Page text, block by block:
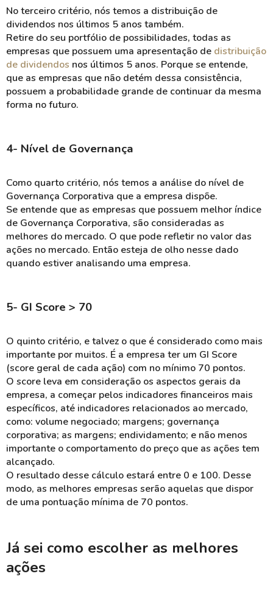
No terceiro critério, nós temos a distribuição de
dividendos nos últimos 5 anos também.
Retire do seu portfólio de possibilidades, todas as
empresas que possuem uma apresentação de distribuição
de dividendos nos últimos 5 anos. Porque se entende,
que as empresas que não detém dessa consistência,
possuem a probabilidade grande de continuar da mesma
forma no futuro.
4- Nível de Governança
Como quarto critério, nós temos a análise do nível de
Governança Corporativa que a empresa dispõe.
Se entende que as empresas que possuem melhor índice
de Governança Corporativa, são consideradas as
melhores do mercado. O que pode refletir no valor das
ações no mercado. Então esteja de olho nesse dado
quando estiver analisando uma empresa.
5- GI Score > 70
O quinto critério, e talvez o que é considerado como mais
importante por muitos. É a empresa ter um GI Score
(score geral de cada ação) com no mínimo 70 pontos.
O score leva em consideração os aspectos gerais da
empresa, a começar pelos indicadores financeiros mais
específicos, até indicadores relacionados ao mercado,
como: volume negociado; margens; governança
corporativa; as margens; endividamento; e não menos
importante o comportamento do preço que as ações tem
alcançado.
O resultado desse cálculo estará entre 0 e 100. Desse
modo, as melhores empresas serão aquelas que dispor
de uma pontuação mínima de 70 pontos.
Já sei como escolher as melhores
ações